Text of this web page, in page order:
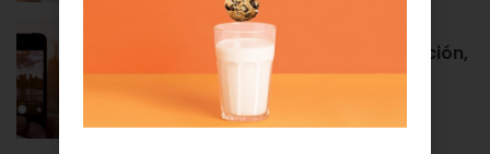
Roaming en Euskaltel: activación,
tarifas, países por zonas…
APRENDE